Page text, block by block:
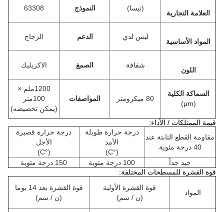
العلامة التجارية
(تيسا) النموذج 63308
المواد الأساسية
ليس لدي الدعم الزجاج
اللون
شفافة الصمغ الاكريليك
السماكة الكلية
(
μm
)
80 ميكرومتر المواصفات
1200ملم ×
100متر
(يمكن تخصيصه)
قيمة الممتلكات / الأداء:
مقاومة القطع الثابتة عند
40 درجة مئوية
درجة حرارة طويلة
الأمد
(
°C
)
درجة حرارة قصيرة
الأجل
(
°C
)
جيد جداً
100 درجة مئوية
150 درجة مئوية
قوة القشرة للمسطحات المختلفة:
المواد
قوة القشرة الأولية
(ن / سم)
قوة القشرة بعد 14 يوما
(ن / سم)